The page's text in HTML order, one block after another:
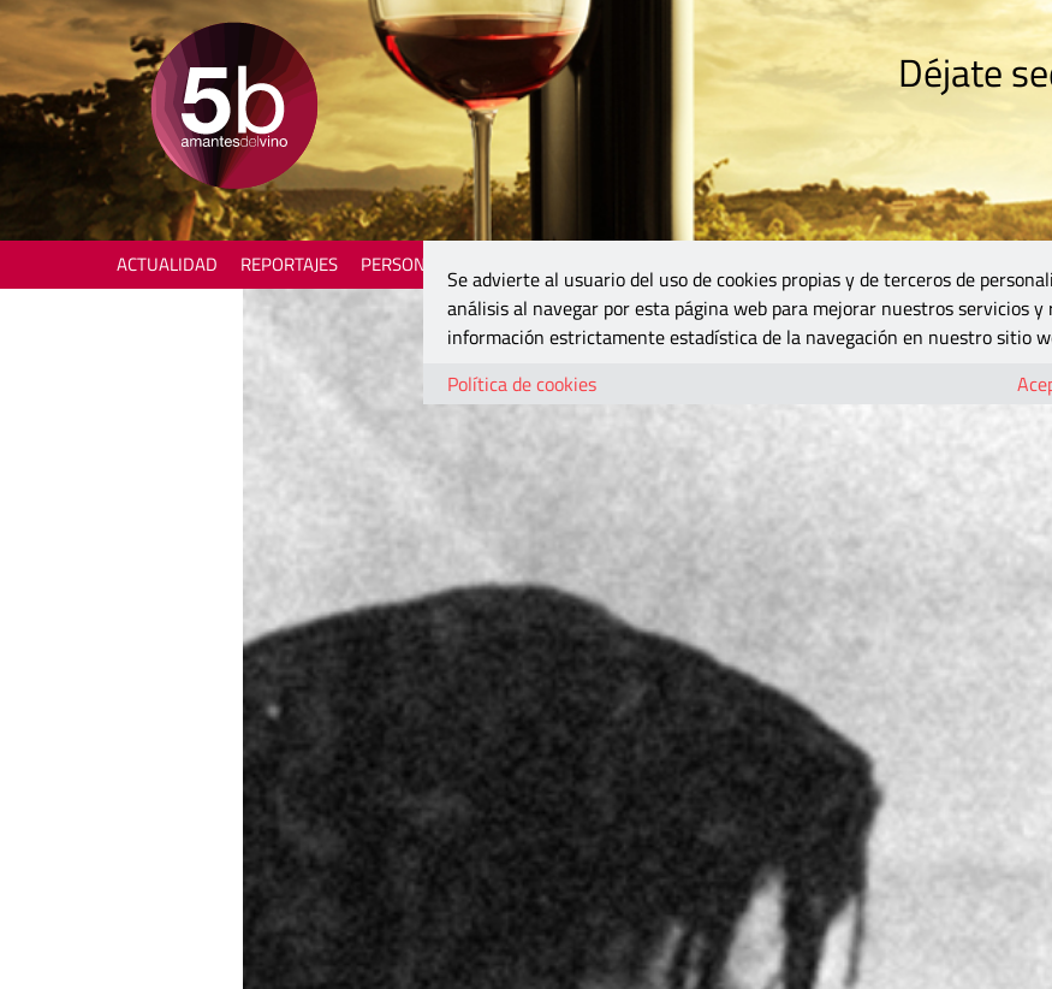
Déjate
ACTUALIDAD REPORTAJES PERSONAJES
Se advierte al usuario del uso de cookies propias y de terceros de
análisis al navegar por esta página web para mejorar nuestros servicios y
información estrictamente estadística de la navegación en nuestro sitio
Política de cookies